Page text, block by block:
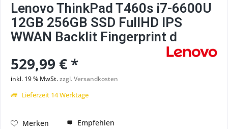
Lenovo ThinkPad T460s i7-6600U
12GB 256GB SSD FullHD IPS
WWAN Backlit Fingerprint d
529,99 € *
inkl. 19 % MwSt.zzgl. Versandkosten
Lieferzeit 14 Werktage
Merken Empfehlen